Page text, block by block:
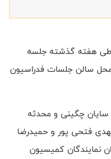
طی هفته گذشته جلسه
محل سالن جلسات فدراسیون
سایان چگینی و محدثه
فتحی پور و حمیدرضا
نمایندگان کمیسیون